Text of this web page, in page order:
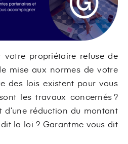
votre propriétaire refuse de
mise aux normes de votre
des lois existent pour vous
les travaux concernés ?
d’une réduction du montant
dit la loi ? Garantme vous dit